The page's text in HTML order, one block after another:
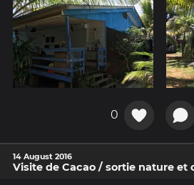
0
14 August 2016
Visite de Cacao / sortie nature et